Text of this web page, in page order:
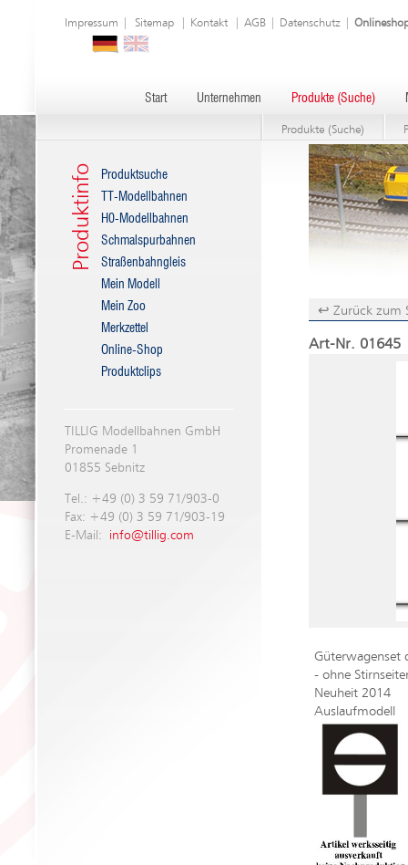
Impressum Sitemap Kontakt AGB Datenschutz
Start Unternehmen Produkte (Suche)
Produkte (Suche)
Produktinfo
Produktsuche
TT-Modellbahnen
H0-Modellbahnen
Schmalspurbahnen
Straßenbahngleis
Mein Modell
Mein Zoo
Merkzettel
Online-Shop
Produktclips
TILLIG Modellbahnen GmbH
Promenade 1
01855 Sebnitz
Tel.: +49 (0) 3 59 71/903-0
Fax: +49 (0) 3 59 71/903-19
E-Mail: info@tillig.com
↩ Zurück zum
Art-Nr. 01645
Güterwagenset
- ohne
Neuheit 2014
Auslaufmodell